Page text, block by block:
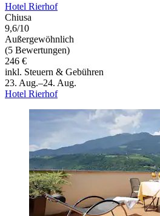
Hotel Rierhof
Chiusa
9,6/10
Außergewöhnlich
(5 Bewertungen)
246 €
inkl. Steuern & Gebühren
23. Aug.–24. Aug.
Hotel Rierhof